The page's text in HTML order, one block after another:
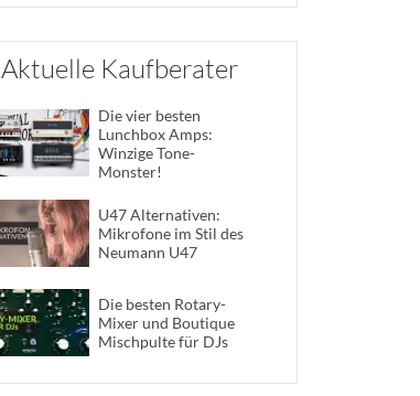
Aktuelle Kaufberater
Die vier besten
Lunchbox Amps:
Winzige Tone-
Monster!
U47 Alternativen:
Mikrofone im Stil des
Neumann U47
Die besten Rotary-
Mixer und Boutique
Mischpulte für DJs